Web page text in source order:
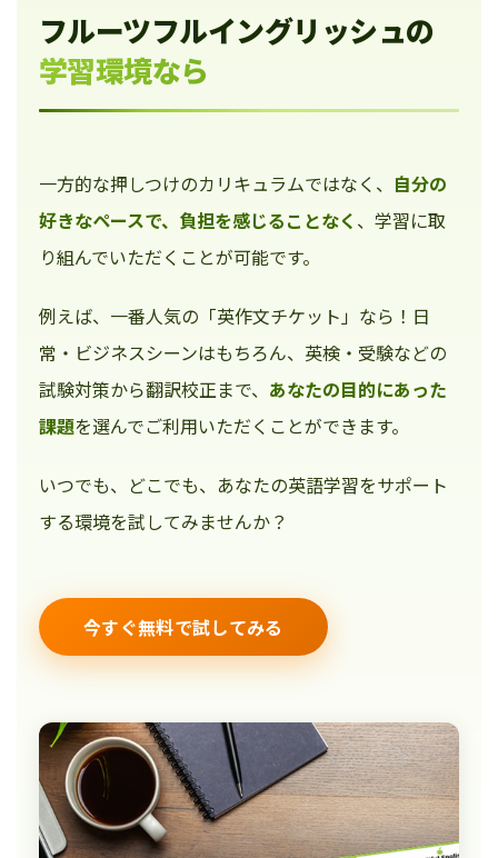
フルーツフルイングリッシュの
学習環境なら
一方的な押しつけのカリキュラムではなく、 自分の
好きなペースで、負担を感じることなく 、学習に取
り組んでいただくことが可能です。
例えば、一番人気の「英作文チケット」なら！日
常・ビジネスシーンはもちろん、英検・受験などの
試験対策から翻訳校正まで、 あなたの目的にあった
課題を選んでご利用いただくことができます。
いつでも、どこでも、あなたの英語学習をサポート
する環境を試してみませんか？
今すぐ無料で試してみる